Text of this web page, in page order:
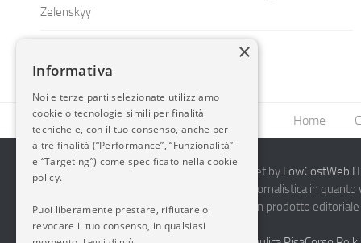
Zelenskyy
Home
2014-2026 AvioBlog - Creazione Siti Internet by
Questo blog non rappresenta una testata giornalistica in
periodicità. Non può pertanto considerarsi un prodotto
7.03.2001.Disclaimer Completo
×
Informativa
Noi e terze parti selezionate utilizziamo
cookie o tecnologie simili per finalità
tecniche e, con il tuo consenso, anche per
altre finalità (“Performance”, “Funzionalità”
e “Targeting”) come specificato nella cookie
policy.
Puoi liberamente prestare, rifiutare o
revocare il tuo consenso, in qualsiasi